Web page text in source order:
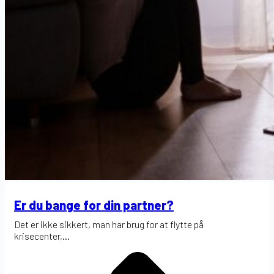
Er du bange for din partner?
Det er ikke sikkert, man har brug for at flytte på
krisecenter,...